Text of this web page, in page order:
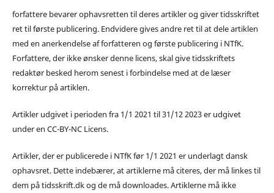
forfattere bevarer ophavsretten til deres artikler og giver tidsskriftet
ret til første publicering. Endvidere gives andre ret til at dele artiklen
med en anerkendelse af forfatteren og første publicering i NTfK.
Forfattere, der ikke ønsker denne licens, skal give tidsskriftets
redaktør besked herom senest i forbindelse med at de læser
korrektur på artiklen.
Artikler udgivet i perioden fra 1/1 2021 til 31/12 2023 er udgivet
under en CC-BY-NC Licens.
Artikler, der er publicerede i NTfK før 1/1 2021 er underlagt dansk
ophavsret. Dette indebærer, at artiklerne må citeres, der må linkes til
dem på tidsskrift.dk og de må downloades. Artiklerne må ikke